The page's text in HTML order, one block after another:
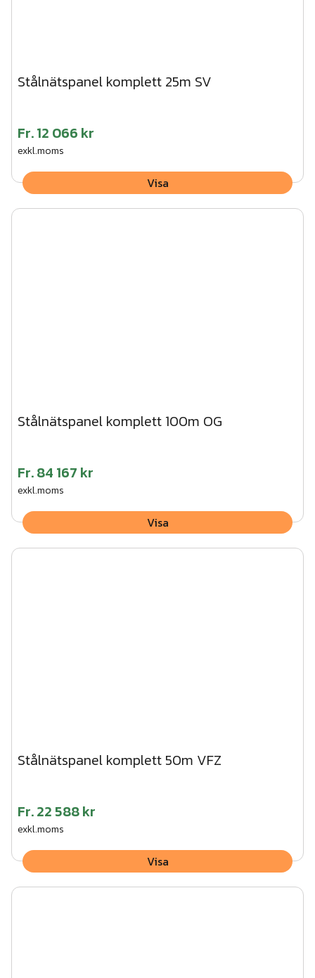
Stålnätspanel komplett 25m SV
Fr.12 066 kr
exkl.moms
Visa
Stålnätspanel komplett 100m OG
Fr.84 167 kr
exkl.moms
Visa
Stålnätspanel komplett 50m VFZ
Fr.22 588 kr
exkl.moms
Visa